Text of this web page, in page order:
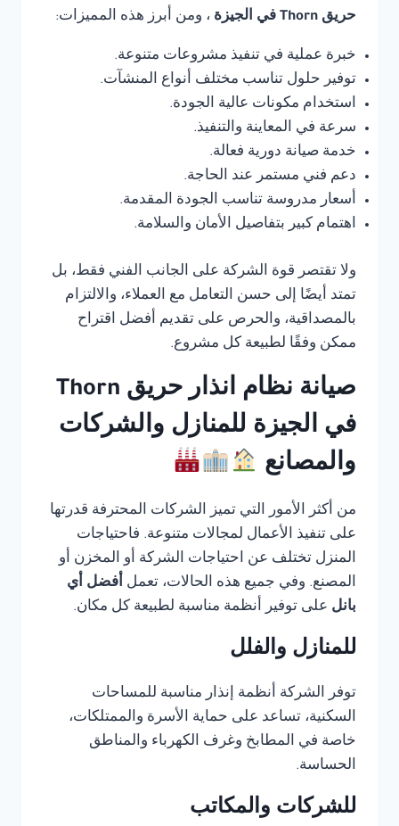
حريق Thorn في الجيزة
، ومن أبرز هذه المميزات:
خبرة عملية في تنفيذ مشروعات متنوعة.
توفير حلول تناسب مختلف أنواع المنشآت.
استخدام مكونات عالية الجودة.
سرعة في المعاينة والتنفيذ.
خدمة صيانة دورية فعالة.
دعم فني مستمر عند الحاجة.
أسعار مدروسة تناسب الجودة المقدمة.
اهتمام كبير بتفاصيل الأمان والسلامة.
ولا تقتصر قوة الشركة على الجانب الفني فقط، بل
تمتد أيضًا إلى حسن التعامل مع العملاء، والالتزام
بالمصداقية، والحرص على تقديم أفضل اقتراح
ممكن وفقًا لطبيعة كل مشروع.
صيانة نظام انذار حريق Thorn
في الجيزة للمنازل والشركات
والمصانع
من أكثر الأمور التي تميز الشركات المحترفة قدرتها
على تنفيذ الأعمال لمجالات متنوعة. فاحتياجات
المنزل تختلف عن احتياجات الشركة أو المخزن أو
المصنع. وفي جميع هذه الحالات، تعمل أفضل أي
بانل على توفير أنظمة مناسبة لطبيعة كل مكان.
للمنازل والفلل
توفر الشركة أنظمة إنذار مناسبة للمساحات
السكنية، تساعد على حماية الأسرة والممتلكات،
خاصة في المطابخ وغرف الكهرباء والمناطق
الحساسة.
للشركات والمكاتب